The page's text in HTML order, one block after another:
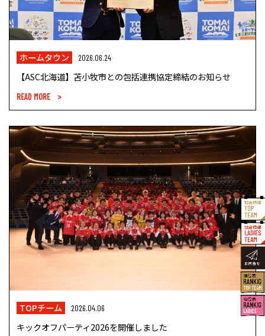
ホームタウン 2026.06.24
【ASC北海道】苫小牧市との包括連携協定締結のお知らせ
READ MORE >
TOPチーム 2026.04.06
キックオフパーティ2026を開催しました